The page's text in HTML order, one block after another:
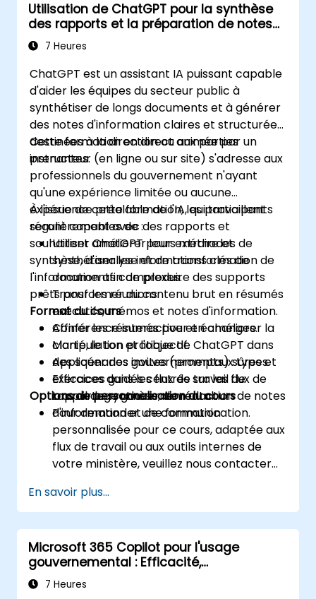
Utilisation de ChatGPT pour la synthèse
des rapports et la préparation de notes
d'information
7 Heures
ChatGPT est un assistant IA puissant capable
d'aider les équipes du secteur public à
synthétiser de longs documents et à générer
des notes d'information claires et structurées
destinées à la direction ou aux parties
prenantes.
Cette formation en direct animée par un
instructeur (en ligne ou sur site) s'adresse aux
professionnels du gouvernement n'ayant
qu'une expérience limitée ou aucune
expérience préalable de l'IA, qui travaillent
régulièrement avec des rapports et
souhaitent améliorer leurs méthodes de
synthèse, d'analyse et de transformation de
l'information afin de produire des supports
prêts pour les réunions.
À l'issue de cette formation, les participants
seront capables de :
Utiliser ChatGPT pour extraire et
synthétiser les informations clés de
documents complexes.
Transformer du contenu brut en résumés
exécutifs, mémos et notes d'information.
Affiner les résumés pour en améliorer la
clarté, le ton et l'objectif.
Appliquer des invites (prompts) sûres et
efficaces dans les flux de travail de
rapportage gouvernemental.
Format du cours
Conférence interactive et échanges.
Manipulation pratique de ChatGPT dans
des scénarios gouvernementaux types.
Exercices guidés centrés sur les flux de
travail de synthèse, de rédaction de notes
d'information et de communication.
Options de personnalisation du cours
Pour demander une formation
personnalisée pour ce cours, adaptée aux
flux de travail ou aux outils internes de
votre ministère, veuillez nous contacter
En savoir plus...
Microsoft 365 Copilot pour l'usage
gouvernemental : Efficacité,
Communication et Pertinence
7 Heures